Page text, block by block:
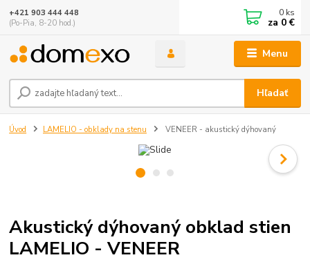
Menu
Hľadať
+421 903 444 448
(Po-Pia, 8-20 hod.)
0 ks
za 0 €
Úvod LAMELIO - obklady na stenu VENEER - akustický dýhovaný
Akustický dýhovaný obklad stien
LAMELIO - VENEER